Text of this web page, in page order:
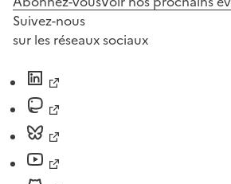
Suivez-nous
sur les réseaux sociaux